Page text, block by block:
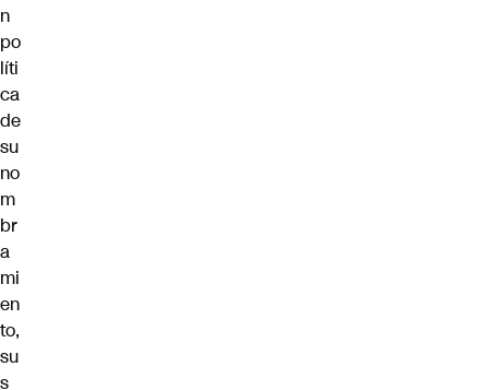
n
po
líti
ca
de
su
no
m
br
a
mi
en
to,
su
s